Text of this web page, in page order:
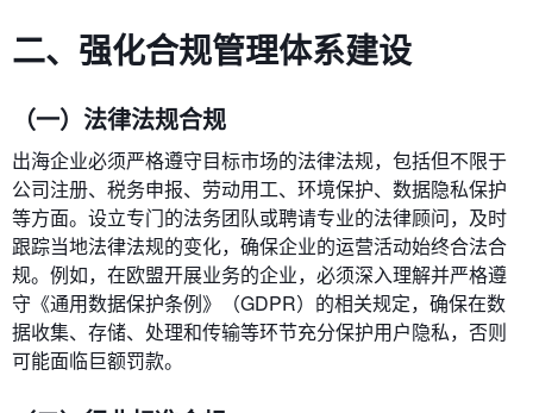
二、强化合规管理体系建设
（一）法律法规合规
出海企业必须严格遵守目标市场的法律法规，包括但不限于
公司注册、税务申报、劳动用工、环境保护、数据隐私保护
等方面。设立专门的法务团队或聘请专业的法律顾问，及时
跟踪当地法律法规的变化，确保企业的运营活动始终合法合
规。例如，在欧盟开展业务的企业，必须深入理解并严格遵
守《通用数据保护条例》（GDPR）的相关规定，确保在数
据收集、存储、处理和传输等环节充分保护用户隐私，否则
可能面临巨额罚款。